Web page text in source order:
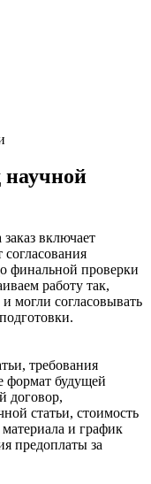
научной
включает
согласования
финальной проверки
работу так,
могли согласовывать
требования
формат будущей
договор,
статьи, стоимость
и график
предоплаты за